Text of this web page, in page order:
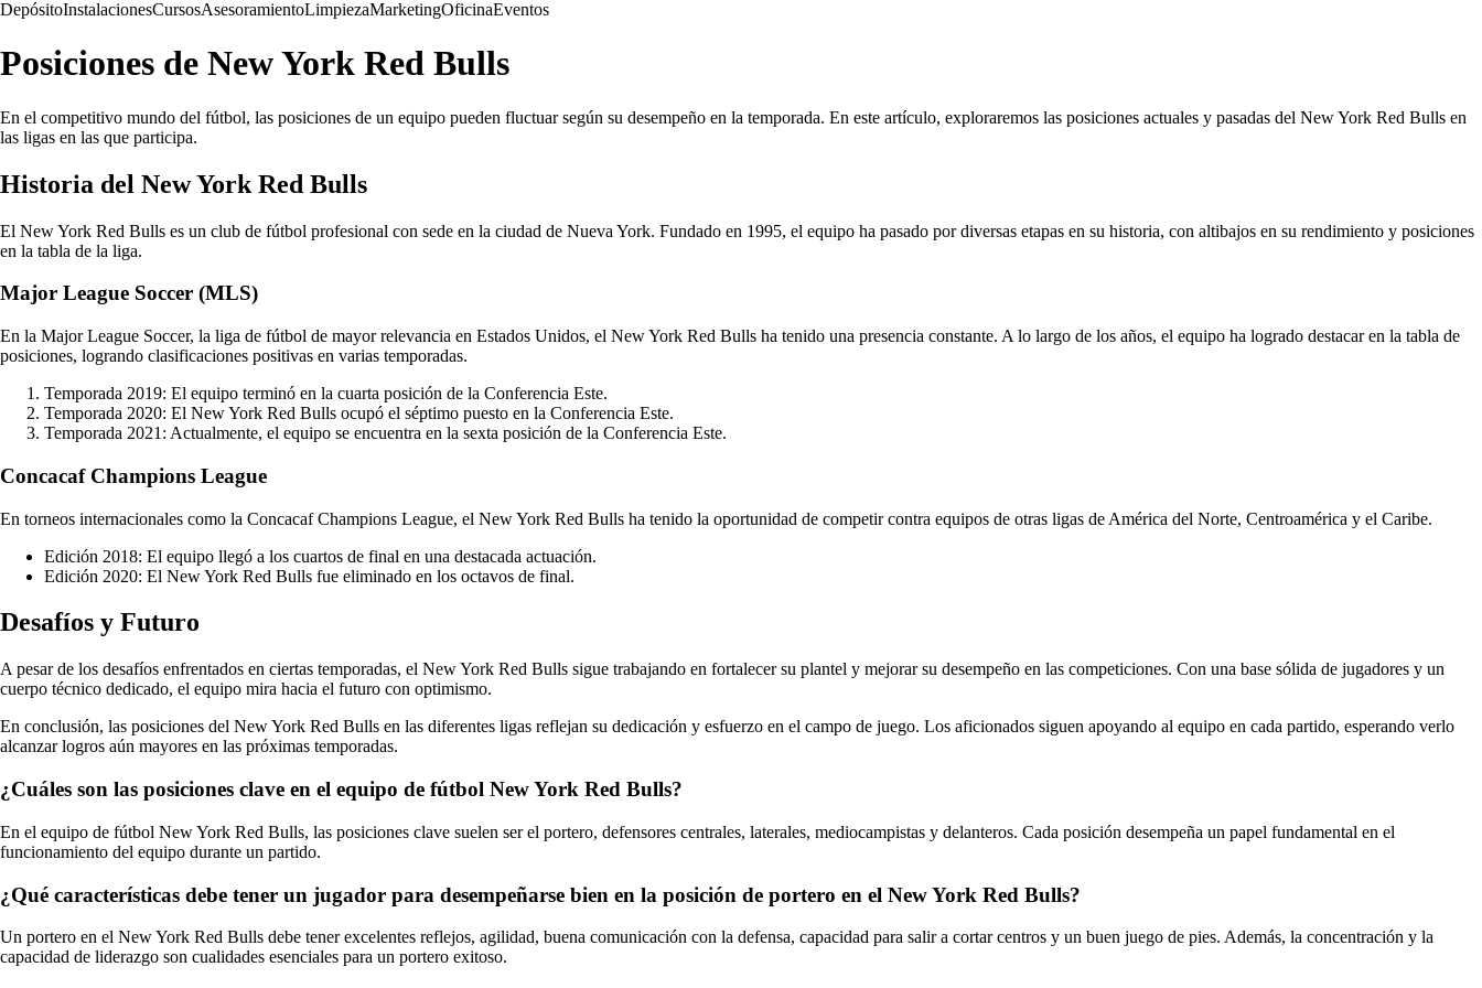
DepósitoInstalacionesCursosAsesoramientoLimpiezaMarketingOficinaEventos
Posiciones de New York Red Bulls
En el competitivo mundo del fútbol, las posiciones de un equipo pueden fluctuar según su desempeño en la temporada. En este artículo, exploraremos las posiciones actuales y pasadas del New York Red Bulls en
las ligas en las que participa.
Historia del New York Red Bulls
El New York Red Bulls es un club de fútbol profesional con sede en la ciudad de Nueva York. Fundado en 1995, el equipo ha pasado por diversas etapas en su historia, con altibajos en su rendimiento y posiciones
en la tabla de la liga.
Major League Soccer (MLS)
En la Major League Soccer, la liga de fútbol de mayor relevancia en Estados Unidos, el New York Red Bulls ha tenido una presencia constante. A lo largo de los años, el equipo ha logrado destacar en la tabla de
posiciones, logrando clasificaciones positivas en varias temporadas.
Temporada 2019: El equipo terminó en la cuarta posición de la Conferencia Este.
Temporada 2020: El New York Red Bulls ocupó el séptimo puesto en la Conferencia Este.
Temporada 2021: Actualmente, el equipo se encuentra en la sexta posición de la Conferencia Este.
Concacaf Champions League
En torneos internacionales como la Concacaf Champions League, el New York Red Bulls ha tenido la oportunidad de competir contra equipos de otras ligas de América del Norte, Centroamérica y el Caribe.
Edición 2018: El equipo llegó a los cuartos de final en una destacada actuación.
Edición 2020: El New York Red Bulls fue eliminado en los octavos de final.
Desafíos y Futuro
A pesar de los desafíos enfrentados en ciertas temporadas, el New York Red Bulls sigue trabajando en fortalecer su plantel y mejorar su desempeño en las competiciones. Con una base sólida de jugadores y un
cuerpo técnico dedicado, el equipo mira hacia el futuro con optimismo.
En conclusión, las posiciones del New York Red Bulls en las diferentes ligas reflejan su dedicación y esfuerzo en el campo de juego. Los aficionados siguen apoyando al equipo en cada partido, esperando verlo
alcanzar logros aún mayores en las próximas temporadas.
¿Cuáles son las posiciones clave en el equipo de fútbol New York Red Bulls?
En el equipo de fútbol New York Red Bulls, las posiciones clave suelen ser el portero, defensores centrales, laterales, mediocampistas y delanteros. Cada posición desempeña un papel fundamental en el
funcionamiento del equipo durante un partido.
¿Qué características debe tener un jugador para desempeñarse bien en la posición de portero en el New York Red Bulls?
Un portero en el New York Red Bulls debe tener excelentes reflejos, agilidad, buena comunicación con la defensa, capacidad para salir a cortar centros y un buen juego de pies. Además, la concentración y la
capacidad de liderazgo son cualidades esenciales para un portero exitoso.